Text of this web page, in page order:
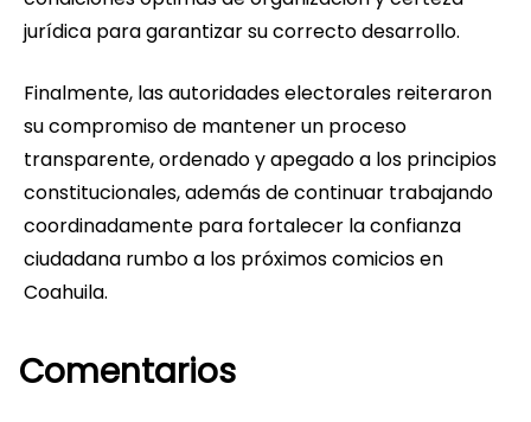
jurídica para garantizar su correcto desarrollo.
Finalmente, las autoridades electorales reiteraron
su compromiso de mantener un proceso
transparente, ordenado y apegado a los principios
constitucionales, además de continuar trabajando
coordinadamente para fortalecer la confianza
ciudadana rumbo a los próximos comicios en
Coahuila.
Comentarios